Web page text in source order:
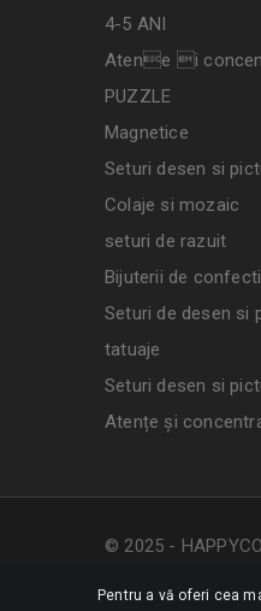
4-5 ANI
Atene i
PUZZLE
Magnetice
Seturi desen si
Colaje si mozaic
seturi de razuit
Bijuterii de
Seturi de desen
tatuaje
Seturi desen si
Atențe și
© 2025 -
Pentru a vă oferi cea